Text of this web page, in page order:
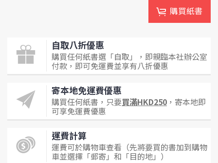
購買紙書
自取八折優惠
購買任何紙書選「自取」，即親臨本社辦公室
付款，即可免運費並享有八折優惠
寄本地免運費優惠
購買任何紙書，只要買滿HKD250 ，寄本地即
可享免運費優惠
運費計算
運費可於購物車查看（先將要買的書加到購物
車並選擇「郵寄」和「目的地」）